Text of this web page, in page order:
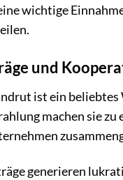
wichtige
und
ist ein
machen sie
generieren